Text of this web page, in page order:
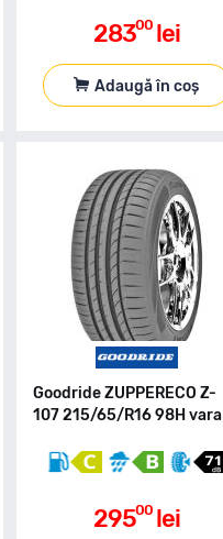
28300 lei
Adaugă în coș
Goodride ZUPPERECO Z-
107 215/65/R16 98H vara
29500 lei